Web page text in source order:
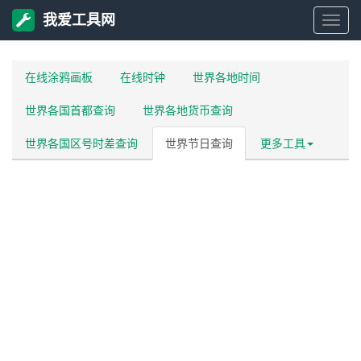
我
我爱工具网
在线涂鸦画板 在线时钟 世界各地时间
世界各国首都查询 世界各地货币查询
世界各国区号时差查询 世界节日查询 更多工具